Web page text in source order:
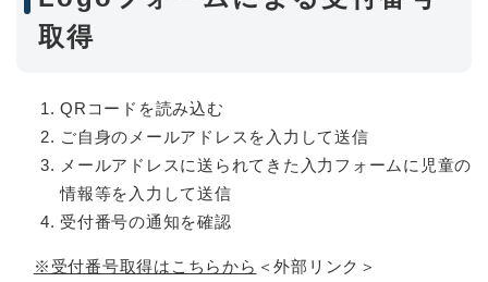
取得
QRコードを読み込む
ご自身のメールアドレスを入力して送信
メールアドレスに送られてきた入力フォームに児童の
情報等を入力して送信
受付番号の通知を確認
※受付番号取得はこちらから ＜外部リンク＞